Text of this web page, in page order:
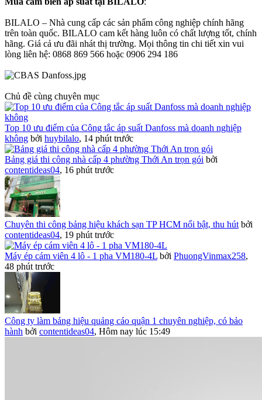
BILALO – Nhà cung cấp các sản phẩm công nghiệp chính hãng
trên toàn quốc. BILALO cam kết hàng luôn có chất lượng tốt, chính
hãng. Giá cả ưu đãi nhát thị trường. Mọi thông tin chi tiết xin vui
lòng liên hệ: 0868 869 566 hoặc 0906 294 186
Chủ đề cùng chuyên mục
Top 10 ưu điểm của Công tắc áp suất Danfoss mà doanh nghiệp
không bởi huybilalo, 14 phút trước
Bảng giá thi công nhà cấp 4 phường Thới An trọn gói bởi
contentideas04, 16 phút trước
Chuyên thi công bảng hiệu khách sạn TP HCM nổi bật, thu hút bởi
contentideas04, 19 phút trước
Máy ép cám viên 4 lô - 1 pha VM180-4L bởi PhuongVinmax258,
48 phút trước
Công ty làm bảng hiệu quảng cáo quận 1 chuyên nghiệp, có bảo
hành bởi contentideas04, Hôm nay lúc 15:49